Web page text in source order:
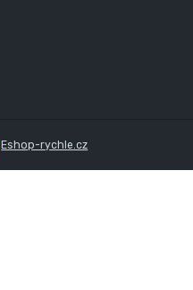
Eshop-rychle.cz